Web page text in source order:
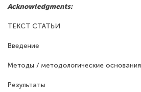
Acknowledgments:
ТЕКСТ СТАТЬИ
Введение
Методы / методологические основания
Результаты